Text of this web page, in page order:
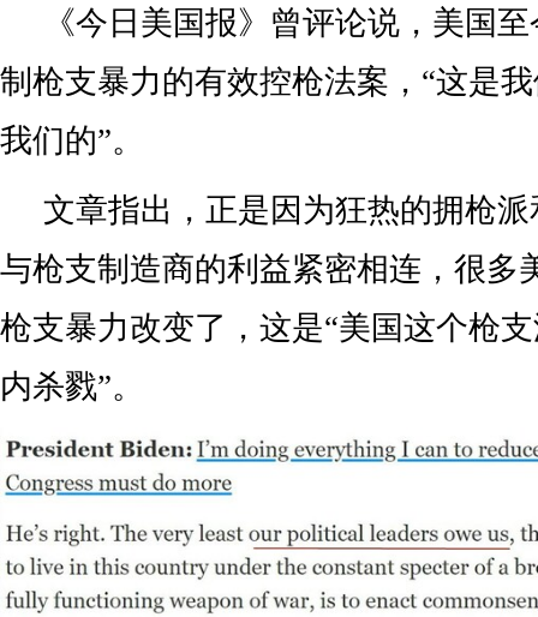
《今日美国报》曾评论说，美国
制枪支暴力的有效控枪法案，“这是
我们的”。
文章指出，正是因为狂热的拥枪
与枪支制造商的利益紧密相连，很多
枪支暴力改变了，这是“美国这个枪
内杀戮”。